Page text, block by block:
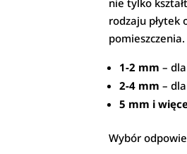
nie tylko
rodzaju płytek
pomieszczenia.
1-2 mm –
2-4 mm –
5 mm i
Wybór